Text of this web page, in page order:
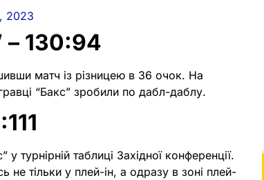
2023
– 130:94
матч із різницею в 36 очок. На
“Бакс” зробили по дабл-даблу.
турнірній таблиці Західної конференції.
тільки у плей-ін, а одразу в зоні плей-